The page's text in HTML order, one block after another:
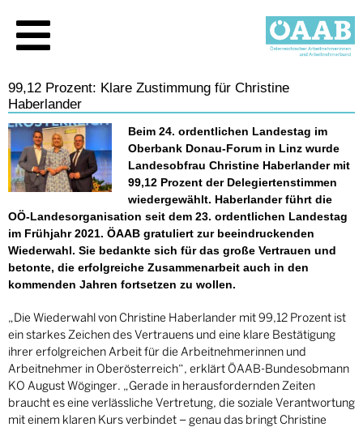
99,12 Prozent: Klare Zustimmung für Christine
Haberlander
Beim 24. ordentlichen Landestag im
Oberbank Donau-Forum in Linz wurde
Landesobfrau Christine Haberlander mit
99,12 Prozent der Delegiertenstimmen
wiedergewählt. Haberlander führt die
OÖ-Landesorganisation seit dem 23. ordentlichen Landestag
im Frühjahr 2021. ÖAAB gratuliert zur beeindruckenden
Wiederwahl. Sie bedankte sich für das große Vertrauen und
betonte, die erfolgreiche Zusammenarbeit auch in den
kommenden Jahren fortsetzen zu wollen.
„Die Wiederwahl von Christine Haberlander mit 99,12 Prozent ist
ein starkes Zeichen des Vertrauens und eine klare Bestätigung
ihrer erfolgreichen Arbeit für die Arbeitnehmerinnen und
Arbeitnehmer in Oberösterreich“, erklärt ÖAAB-Bundesobmann
KO August Wöginger. „Gerade in herausfordernden Zeiten
braucht es eine verlässliche Vertretung, die soziale Verantwortung
mit einem klaren Kurs verbindet – genau das bringt Christine